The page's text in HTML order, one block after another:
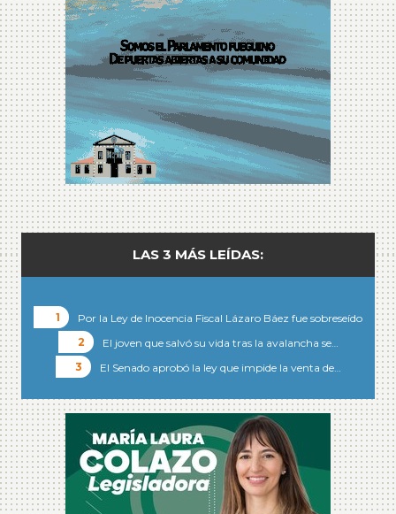
LAS 3 MÁS LEÍDAS:
Por la Ley de Inocencia Fiscal Lázaro Báez fue sobreseído
El joven que salvó su vida tras la avalancha se…
El Senado aprobó la ley que impide la venta de…